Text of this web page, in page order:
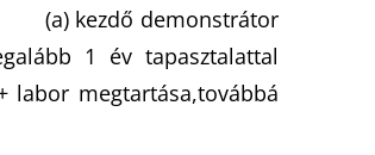
(a) kezdő demonstrátor
1 év tapasztalattal
labor megtartása,továbbá